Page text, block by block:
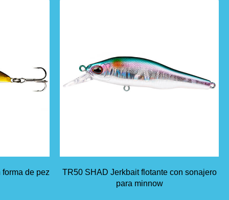
de pez
TR50 SHAD Jerkbait flotante con sonajero
para minnow